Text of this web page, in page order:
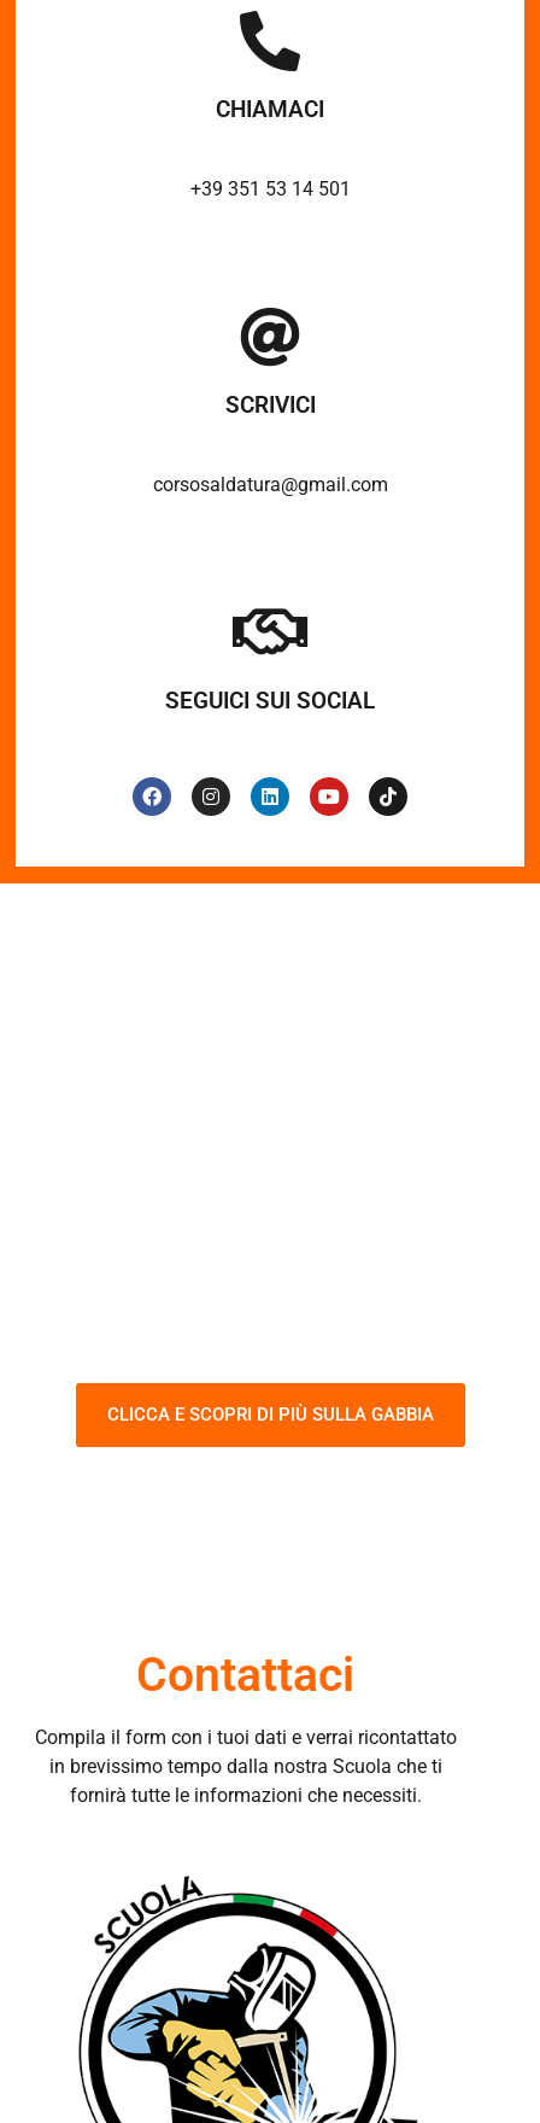
CHIAMACI
+39 351 53 14 501
SCRIVICI
corsosaldatura@gmail.com
SEGUICI SUI SOCIAL
CLICCA E SCOPRI DI PIÙ SULLA GABBIA
Contattaci
Compila il form con i tuoi dati e verrai ricontattato
in brevissimo tempo dalla nostra Scuola che ti
fornirà tutte le informazioni che necessiti.